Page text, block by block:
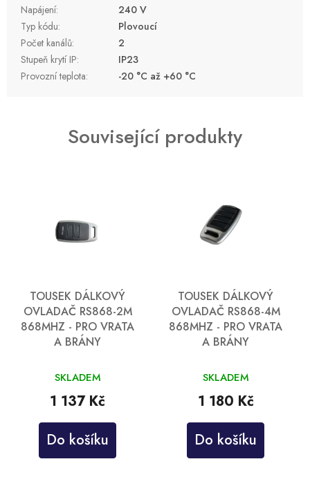
Napájení:
240 V
Typ kódu:
Plovoucí
Počet kanálů:
2
Stupeň krytí IP:
IP23
Provozní teplota: -20 °C až +60 °C
Související produkty
TOUSEK DÁLKOVÝ
OVLADAČ RS868-2M
868MHZ - PRO VRATA
A BRÁNY
SKLADEM
1 137 Kč
Do košíku
TOUSEK DÁLKOVÝ
OVLADAČ RS868-4M
868MHZ - PRO VRATA
A BRÁNY
SKLADEM
1 180 Kč
Do košíku